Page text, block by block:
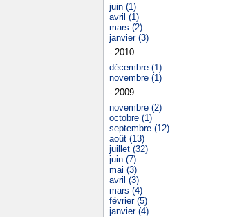
juin (1)
avril (1)
mars (2)
janvier (3)
- 2010
décembre (1)
novembre (1)
- 2009
novembre (2)
octobre (1)
septembre (12)
août (13)
juillet (32)
juin (7)
mai (3)
avril (3)
mars (4)
février (5)
janvier (4)